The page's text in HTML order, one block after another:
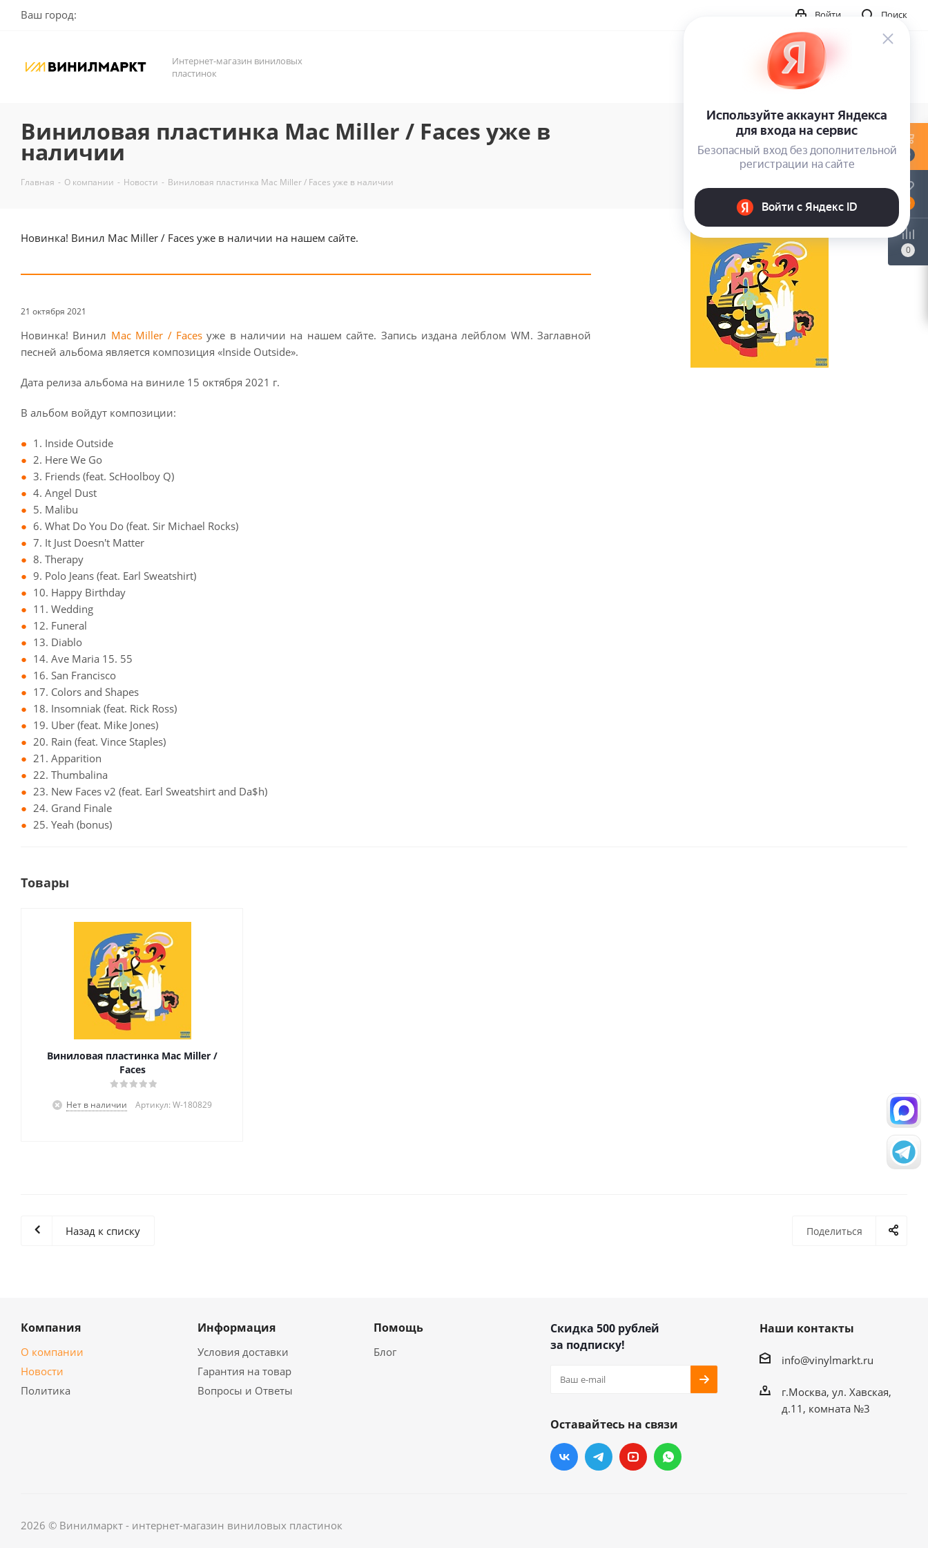
Ваш город: Поиск
Войти
Интернет-магазин виниловых
пластинок
Виниловая пластинка Mac Miller / Faces уже в
наличии
Главная - О компании - Новости - Виниловая пластинка Mac Miller / Faces уже в наличии
Новинка! Винил Mac Miller / Faces уже в наличии на нашем сайте.
21 октября 2021
Новинка! Винил Mac Miller / Facesуже в наличии на нашем сайте. Запись издана лейблом WM. Заглавной
песней альбома является композиция «Inside Outside».
Дата релиза альбома на виниле 15 октября 2021 г.
В альбом войдут композиции:
1. Inside Outside
2. Here We Go
3. Friends (feat. ScHoolboy Q)
4. Angel Dust
5. Malibu
6. What Do You Do (feat. Sir Michael Rocks)
7. It Just Doesn't Matter
8. Therapy
9. Polo Jeans (feat. Earl Sweatshirt)
10. Happy Birthday
11. Wedding
12. Funeral
13. Diablo
14. Ave Maria 15. 55
16. San Francisco
17. Colors and Shapes
18. Insomniak (feat. Rick Ross)
19. Uber (feat. Mike Jones)
20. Rain (feat. Vince Staples)
21. Apparition
22. Thumbalina
23. New Faces v2 (feat. Earl Sweatshirt and Da$h)
24. Grand Finale
25. Yeah (bonus)
Товары
Виниловая пластинка Mac Miller /
Faces
Нет в наличии Артикул: W-180829
Поделиться
Назад к списку
Компания
О компании
Новости
Политика
Информация
Условия доставки
Гарантия на товар
Вопросы и Ответы
Помощь
Блог
Скидка 500 рублей
за подписку!
Оставайтесь на связи
Наши контакты
info@vinylmarkt.ru
г.Москва, ул. Хавская,
д.11, комната №3
2026 © Винилмаркт - интернет-магазин виниловых пластинок
0
0
0